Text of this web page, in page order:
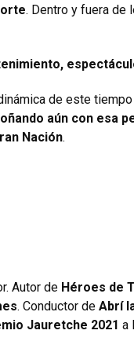
. Dentro y fuera de
de este
aún con esa
Nación.
Autor de Héroes de
. Conductor de Abrí
Jauretche 2021 a